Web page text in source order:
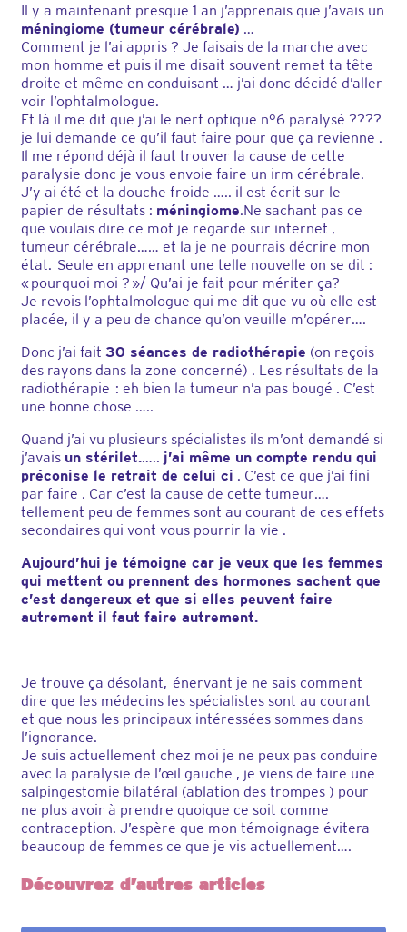
Il y a maintenant presque 1 an j’apprenais que j’avais un
méningiome (tumeur cérébrale) …
Comment je l’ai appris ? Je faisais de la marche avec
mon homme et puis il me disait souvent remet ta tête
droite et même en conduisant … j’ai donc décidé d’aller
voir l’ophtalmologue.
Et là il me dit que j’ai le nerf optique n°6 paralysé ????
je lui demande ce qu’il faut faire pour que ça revienne .
Il me répond déjà il faut trouver la cause de cette
paralysie donc je vous envoie faire un irm cérébrale.
J’y ai été et la douche froide ….. il est écrit sur le
papier de résultats : méningiome.Ne sachant pas ce
que voulais dire ce mot je regarde sur internet ,
tumeur cérébrale…… et la je ne pourrais décrire mon
état. Seule en apprenant une telle nouvelle on se dit :
« pourquoi moi ? »/ Qu’ai-je fait pour mériter ça?
Je revois l’ophtalmologue qui me dit que vu où elle est
placée, il y a peu de chance qu’on veuille m’opérer….
Donc j’ai fait 30 séances de radiothérapie (on reçois
des rayons dans la zone concerné) . Les résultats de la
radiothérapie : eh bien la tumeur n’a pas bougé . C’est
une bonne chose …..
Quand j’ai vu plusieurs spécialistes ils m’ont demandé si
j’avais un stérilet.….. j’ai même un compte rendu qui
préconise le retrait de celui ci . C’est ce que j’ai fini
par faire . Car c’est la cause de cette tumeur….
tellement peu de femmes sont au courant de ces effets
secondaires qui vont vous pourrir la vie .
Aujourd’hui je témoigne car je veux que les femmes
qui mettent ou prennent des hormones sachent que
c’est dangereux et que si elles peuvent faire
autrement il faut faire autrement.
Je trouve ça désolant, énervant je ne sais comment
dire que les médecins les spécialistes sont au courant
et que nous les principaux intéressées sommes dans
l’ignorance.
Je suis actuellement chez moi je ne peux pas conduire
avec la paralysie de l’œil gauche , je viens de faire une
salpingestomie bilatéral (ablation des trompes ) pour
ne plus avoir à prendre quoique ce soit comme
contraception. J’espère que mon témoignage évitera
beaucoup de femmes ce que je vis actuellement….
Découvrez d’autres articles